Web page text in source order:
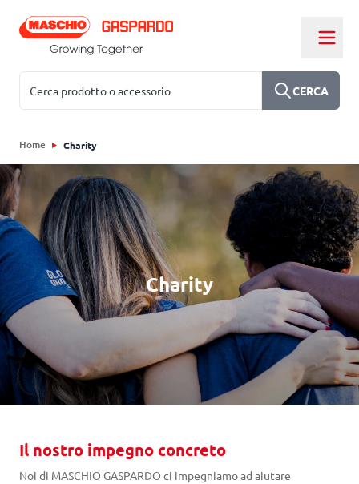
CERCA
Home Charity
Charity
Il nostro impegno concreto
Noi di MASCHIO GASPARDO ci impegniamo ad aiutare